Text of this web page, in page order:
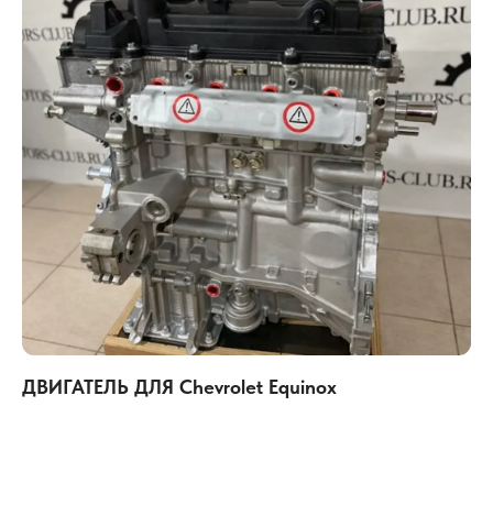
ДВИГАТЕЛЬ ДЛЯ Chevrolet Equinox